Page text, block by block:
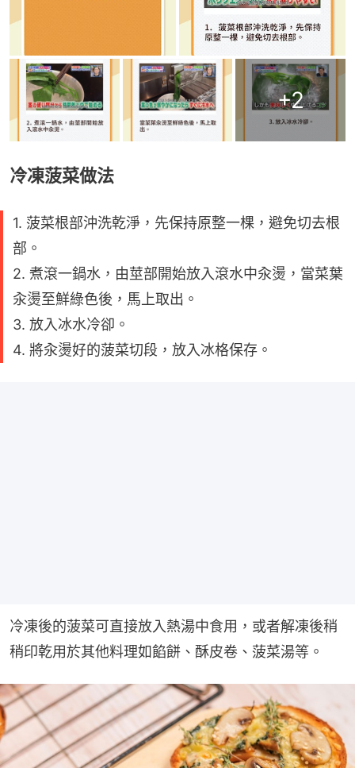
+2
冷凍菠菜做法
1. 菠菜根部沖洗乾淨，先保持原整一棵，避免切去根
部。
2. 煮滾一鍋水，由莖部開始放入滾水中汆燙，當菜葉
汆燙至鮮綠色後，馬上取出。
3. 放入冰水冷卻。
4. 將汆燙好的菠菜切段，放入冰格保存。
冷凍後的菠菜可直接放入熱湯中食用，或者解凍後稍
稍印乾用於其他料理如餡餅、酥皮卷、菠菜湯等。